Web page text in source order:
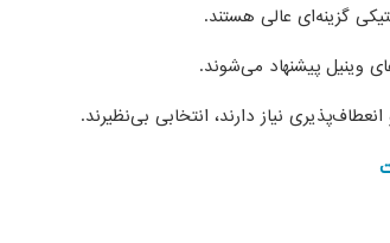
گزینه‌ای عالی هستند.
وینیل پیشنهاد می‌شوند.
نیاز دارند، انتخابی بی‌نظیرند.